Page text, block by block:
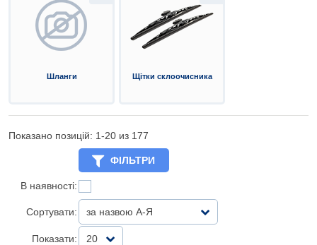
Шланги Щітки склоочисника
Показано позицій: 1-20 из 177
ФІЛЬТРИ
В наявності:
Сортувати: за назвою А-Я
Показати: 20